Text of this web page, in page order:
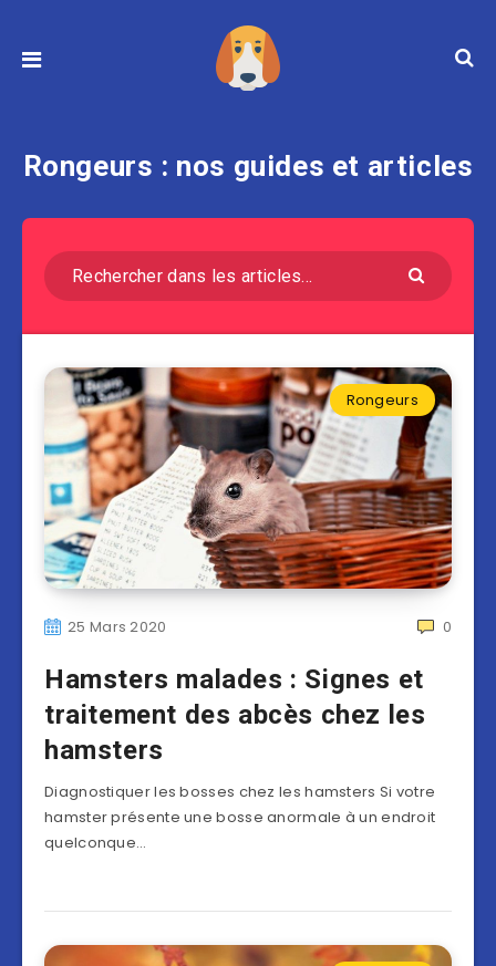
Rongeurs : nos guides et articles
Rongeurs
25 Mars 2020 0
Hamsters malades : Signes et
traitement des abcès chez les
hamsters
Diagnostiquer les bosses chez les hamsters Si votre
hamster présente une bosse anormale à un endroit
quelconque…